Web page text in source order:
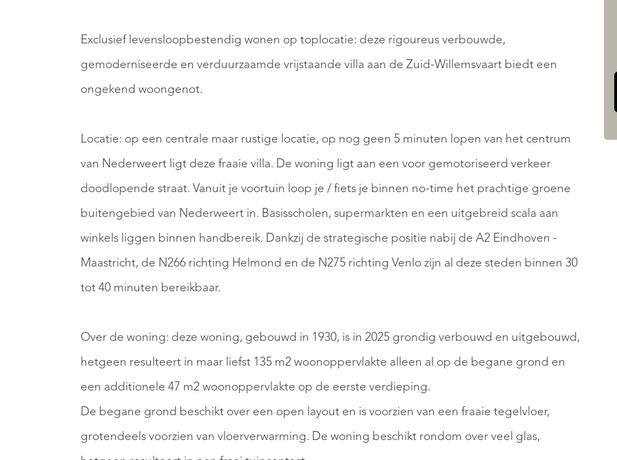
Exclusief levensloopbestendig wonen op toplocatie: deze rigoureus verbouwde,
gemoderniseerde en verduurzaamde vrijstaande villa aan de Zuid-Willemsvaart biedt een
ongekend woongenot.
Locatie: op een centrale maar rustige locatie, op nog geen 5 minuten lopen van het centrum
van Nederweert ligt deze fraaie villa. De woning ligt aan een voor gemotoriseerd verkeer
doodlopende straat. Vanuit je voortuin loop je / fiets je binnen no-time het prachtige groene
buitengebied van Nederweert in. Basisscholen, supermarkten en een uitgebreid scala aan
winkels liggen binnen handbereik. Dankzij de strategische positie nabij de A2 Eindhoven -
Maastricht, de N266 richting Helmond en de N275 richting Venlo zijn al deze steden binnen 30
tot 40 minuten bereikbaar.
Over de woning: deze woning, gebouwd in 1930, is in 2025 grondig verbouwd en uitgebouwd,
hetgeen resulteert in maar liefst 135 m2 woonoppervlakte alleen al op de begane grond en
een additionele 47 m2 woonoppervlakte op de eerste verdieping.
De begane grond beschikt over een open layout en is voorzien van een fraaie tegelvloer,
grotendeels voorzien van vloerverwarming. De woning beschikt rondom over veel glas,
VALKENLAAN
4
17